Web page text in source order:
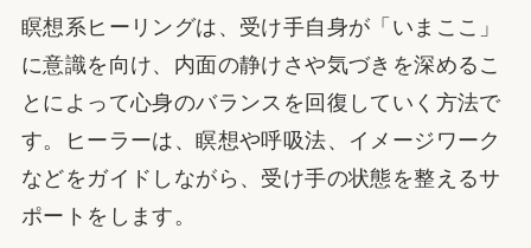
瞑想系ヒーリングは、受け手自身が「いまここ」
に意識を向け、内面の静けさや気づきを深めるこ
とによって心身のバランスを回復していく方法で
す。ヒーラーは、瞑想や呼吸法、イメージワーク
などをガイドしながら、受け手の状態を整えるサ
ポートをします。